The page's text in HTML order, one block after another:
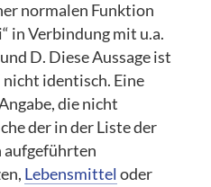
normalen Funktion
in Verbindung mit u.a.
D. Diese Aussage ist
identisch. Eine
die nicht
der in der Liste der
aufgeführten
Lebensmittel oder